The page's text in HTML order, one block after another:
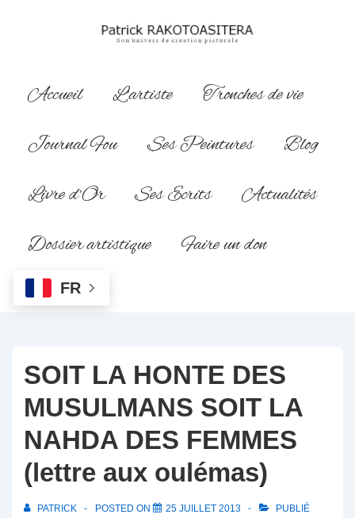
principal
Navigation
Accueil L’artiste
Tronches de vie
Journal Fou
Ses Peintures
Blog
Livre d’Or
Ses Ecrits
Actualités
Dossier artistique
Faire un don
FR
SOIT LA HONTE DES
MUSULMANS SOIT LA
NAHDA DES FEMMES
(lettre aux oulémas)
PATRICK POSTED ON 25 JUILLET 2013
PUBLIÉ